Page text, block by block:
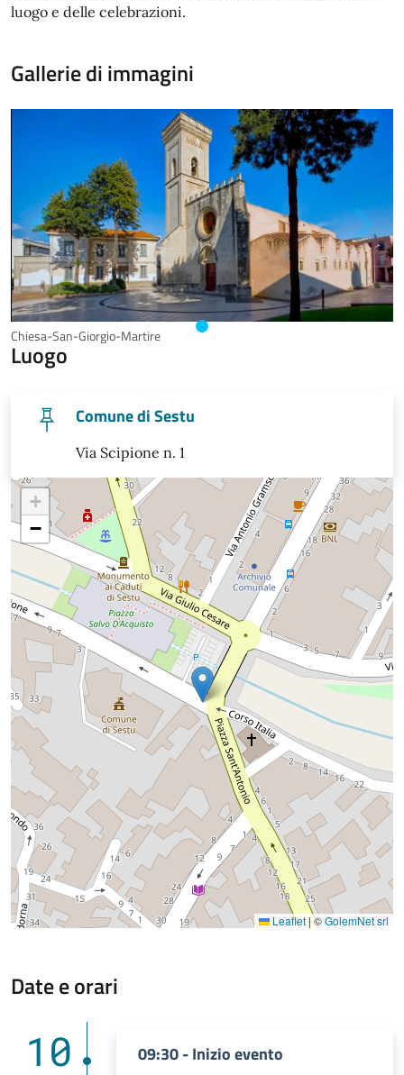
luogo e delle celebrazioni.
Gallerie di immagini
Chiesa-San-Giorgio-Martire
Luogo
Comune di Sestu
Via Scipione n. 1
+
−
Leaflet |©GolemNet srl
Date e orari
10 09:30 - Inizio evento